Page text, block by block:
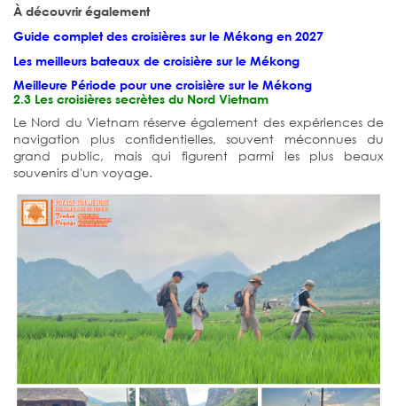
À découvrir également
Guide complet des croisières sur le Mékong en 2027
Les meilleurs bateaux de croisière sur le Mékong
Meilleure Période pour une croisière sur le Mékong
2.3 Les croisières secrètes du Nord Vietnam
Le Nord du Vietnam réserve également des expériences de
navigation plus confidentielles, souvent méconnues du
grand public, mais qui figurent parmi les plus beaux
souvenirs d'un voyage.